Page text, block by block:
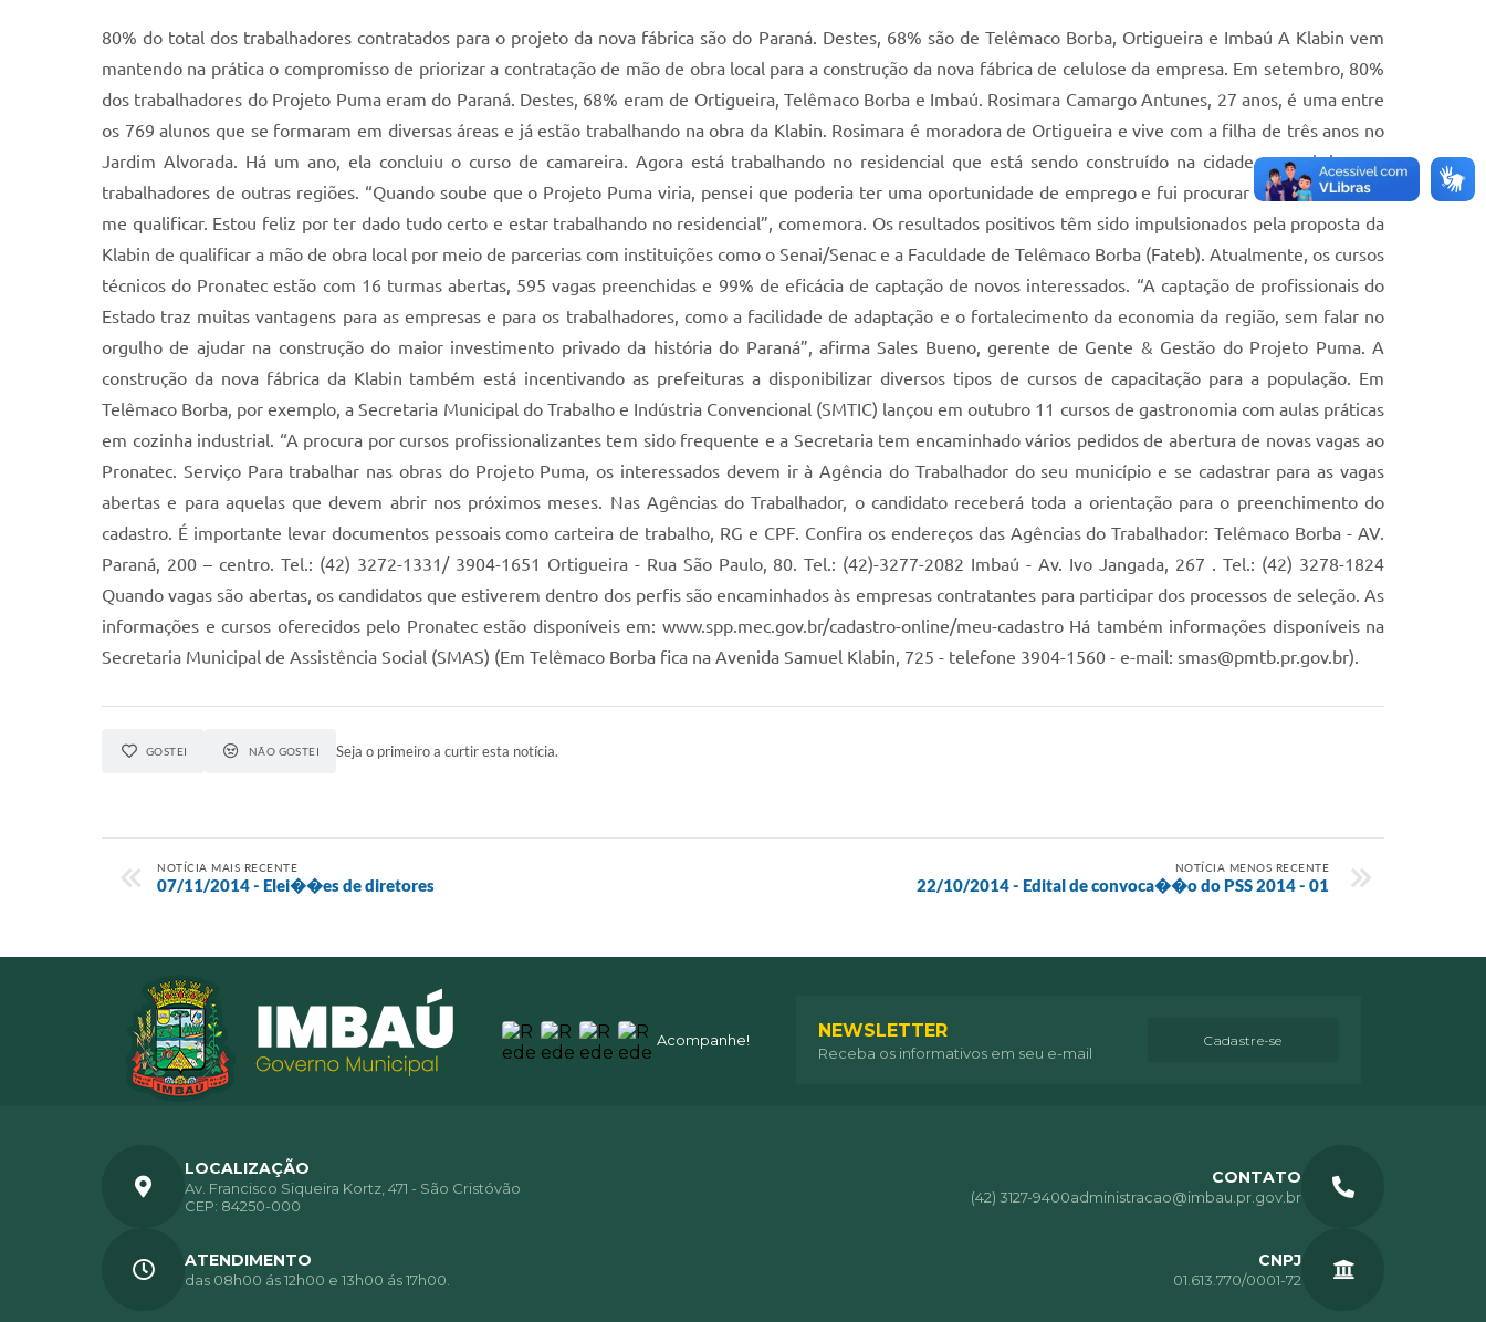
80% do total dos trabalhadores contratados para o projeto da nova fábrica são do Paraná. Destes, 68% são de Telêmaco Borba, Ortigueira e Imbaú A Klabin vem
mantendo na prática o compromisso de priorizar a contratação de mão de obra local para a construção da nova fábrica de celulose da empresa. Em setembro, 80%
dos trabalhadores do Projeto Puma eram do Paraná. Destes, 68% eram de Ortigueira, Telêmaco Borba e Imbaú. Rosimara Camargo Antunes, 27 anos, é uma entre
os 769 alunos que se formaram em diversas áreas e já estão trabalhando na obra da Klabin. Rosimara é moradora de Ortigueira e vive com a filha de três anos no
Jardim Alvorada. Há um ano, ela concluiu o curso de camareira. Agora está trabalhando no residencial que está sendo construído na cidade para abrigar os
trabalhadores de outras regiões. “Quando soube que o Projeto Puma viria, pensei que poderia ter uma oportunidade de emprego e fui procurar uma maneira de
me qualificar. Estou feliz por ter dado tudo certo e estar trabalhando no residencial”, comemora. Os resultados positivos têm sido impulsionados pela proposta da
Klabin de qualificar a mão de obra local por meio de parcerias com instituições como o Senai/Senac e a Faculdade de Telêmaco Borba (Fateb). Atualmente, os cursos
técnicos do Pronatec estão com 16 turmas abertas, 595 vagas preenchidas e 99% de eficácia de captação de novos interessados. “A captação de profissionais do
Estado traz muitas vantagens para as empresas e para os trabalhadores, como a facilidade de adaptação e o fortalecimento da economia da região, sem falar no
orgulho de ajudar na construção do maior investimento privado da história do Paraná”, afirma Sales Bueno, gerente de Gente & Gestão do Projeto Puma. A
construção da nova fábrica da Klabin também está incentivando as prefeituras a disponibilizar diversos tipos de cursos de capacitação para a população. Em
Telêmaco Borba, por exemplo, a Secretaria Municipal do Trabalho e Indústria Convencional (SMTIC) lançou em outubro 11 cursos de gastronomia com aulas práticas
em cozinha industrial. “A procura por cursos profissionalizantes tem sido frequente e a Secretaria tem encaminhado vários pedidos de abertura de novas vagas ao
Pronatec. Serviço Para trabalhar nas obras do Projeto Puma, os interessados devem ir à Agência do Trabalhador do seu município e se cadastrar para as vagas
abertas e para aquelas que devem abrir nos próximos meses. Nas Agências do Trabalhador, o candidato receberá toda a orientação para o preenchimento do
cadastro. É importante levar documentos pessoais como carteira de trabalho, RG e CPF. Confira os endereços das Agências do Trabalhador: Telêmaco Borba - AV.
Paraná, 200 – centro. Tel.: (42) 3272-1331/ 3904-1651 Ortigueira - Rua São Paulo, 80. Tel.: (42)-3277-2082 Imbaú - Av. Ivo Jangada, 267 . Tel.: (42) 3278-1824
Quando vagas são abertas, os candidatos que estiverem dentro dos perfis são encaminhados às empresas contratantes para participar dos processos de seleção. As
informações e cursos oferecidos pelo Pronatec estão disponíveis em: www.spp.mec.gov.br/cadastro-online/meu-cadastro Há também informações disponíveis na
Secretaria Municipal de Assistência Social (SMAS) (Em Telêmaco Borba fica na Avenida Samuel Klabin, 725 - telefone 3904-1560 - e-mail: smas@pmtb.pr.gov.br).
GOSTEI NÃO GOSTEI Seja o primeiro a curtir esta notícia.
NOTÍCIA MAIS RECENTE
07/11/2014 - Elei��es de diretores
NOTÍCIA MENOS RECENTE
22/10/2014 - Edital de convoca��o do PSS 2014 - 01
Acompanhe! NEWSLETTER
Receba os informativos em seu e-mail
Cadastre-se
LOCALIZAÇÃO
Av. Francisco Siqueira Kortz, 471 - São Cristóvão
CEP: 84250-000
CONTATO
(42) 3127-9400administracao@imbau.pr.gov.br
ATENDIMENTO
das 08h00 ás 12h00 e 13h00 ás 17h00.
CNPJ
01.613.770/0001-72